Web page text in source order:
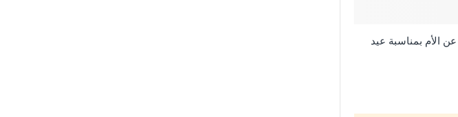
الأم بمناسبة عيد